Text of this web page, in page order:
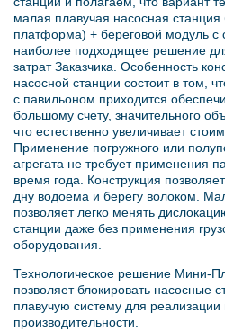
малая плавучая насосная
платформа) + береговой модуль
наиболее подходящее решение
затрат Заказчика. Особенность
насосной станции состоит в том,
с павильоном приходится
большому счету, значительного
что естественно увеличивает
Применение погружного или
агрегата не требует применения
время года. Конструкция
дну водоема и берегу волоком.
позволяет легко менять
станции даже без применения
оборудования.
Технологическое решение Мини-
позволяет блокировать насосные
плавучую систему для
производительности.